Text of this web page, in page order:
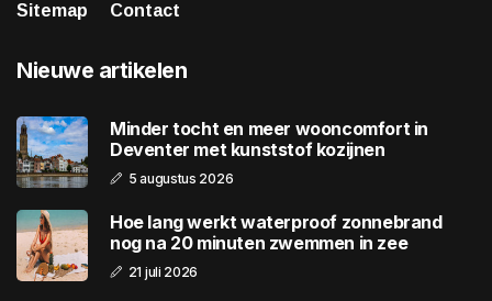
Sitemap
Contact
Nieuwe artikelen
Minder tocht en meer wooncomfort in
Deventer met kunststof kozijnen
5 augustus 2026
Hoe lang werkt waterproof zonnebrand
nog na 20 minuten zwemmen in zee
21 juli 2026